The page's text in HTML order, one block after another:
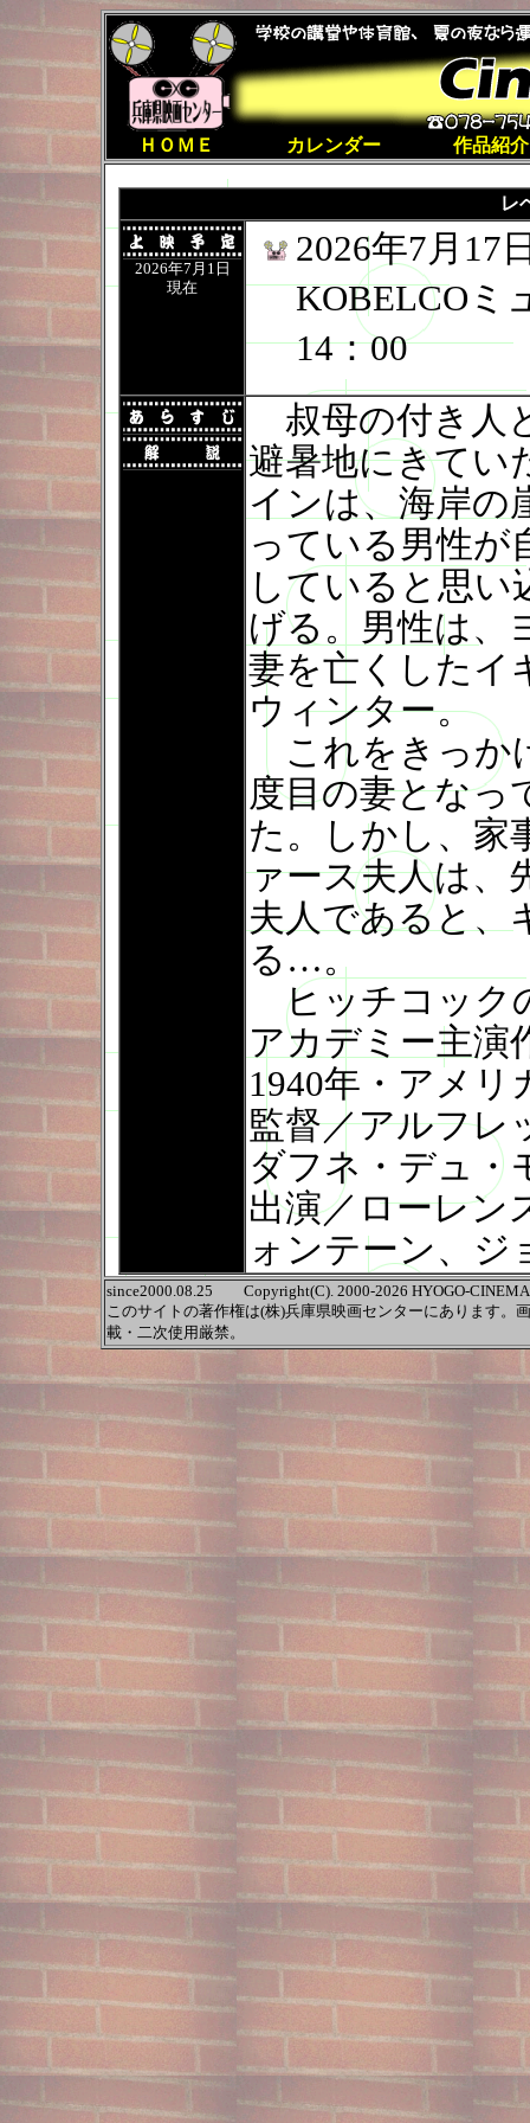
ＨＯＭＥ カレンダー 作品紹介
レ
2026年7月1日
現在
2026年7月
KOBELCO
14：00
叔母の付き人
避暑地にきてい
インは、海岸の
っている男性が
していると思い
げる。男性は、
妻を亡くしたイ
ウィンター。
これをきっか
度目の妻となっ
た。しかし、家
ァース夫人は、
夫人であると、
る…。
ヒッチコック
アカデミー主演
1940年・アメリ
監督／アルフ
ダフネ・デュ・
出演／ローレン
ォンテーン、ジ
since2000.08.25 Copyright(C). 2000-2026 HYOGO-
このサイトの著作権は(株)兵庫県映画センターにあります。
載・二次使用厳禁。